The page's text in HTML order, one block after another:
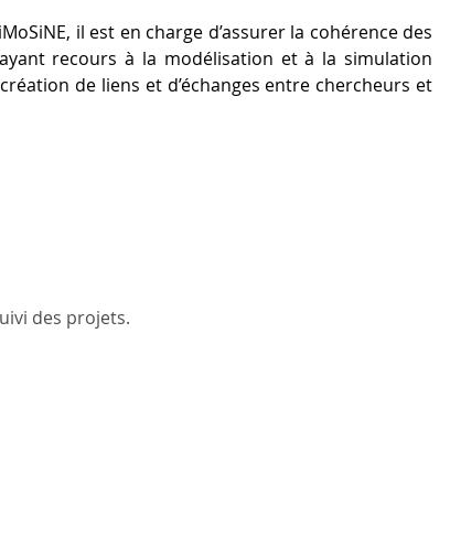
il est en charge d’assurer la cohérence des
recours à la modélisation et à la simulation
de liens et d’échanges entre chercheurs et
des projets.